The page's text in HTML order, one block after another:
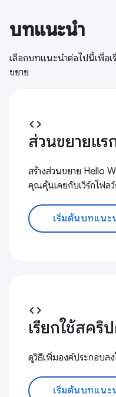
บทแนะนำ
เลือกบทแนะนำต่อไปนี้เพื่อเ
ขยาย
code
ส่วนขยายแร
สร้างส่วนขยาย Hello
คุณคุ้นเคยกับเวิร์กโฟล
เริ่มต้นบทแนะ
code
เรียกใช้สคริ
ดูวิธีเพิ่มองค์ประกอบล
เริ่มต้นบทแนะ